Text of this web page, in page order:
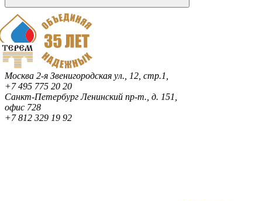
Москва 2-я Звенигородская ул., 12, стр.1,
+7 495 775 20 20
Санкт-ПетербургЛенинский пр-т., д. 151,
офис 728
+7 812 329 19 92